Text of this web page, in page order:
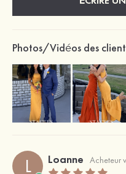
Photos/Vidéos des
L Loanne Acheteur